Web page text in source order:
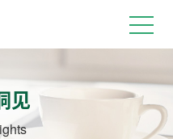
技术和 AI 的实
见